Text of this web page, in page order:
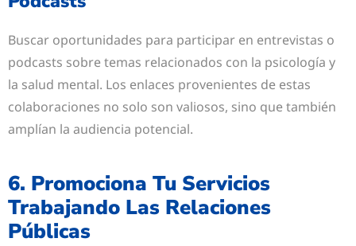
Buscar oportunidades para participar en entrevistas o
podcasts sobre temas relacionados con la psicología y
la salud mental. Los enlaces provenientes de estas
colaboraciones no solo son valiosos, sino que también
amplían la audiencia potencial.
6. Promociona Tu Servicios
Trabajando Las Relaciones
Públicas